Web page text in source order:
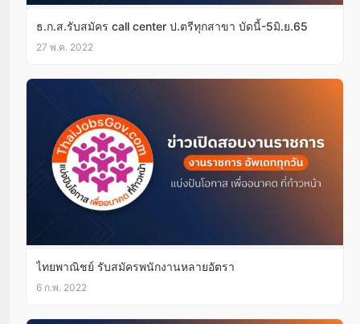
ธ.ก.ส.รับสมัคร call center ป.ตรีทุกสาขา บัดนี้-5มิ.ย.65
27 พ.ค. 2022
ไทยพาณิชย์ รับสมัครพนักงานหลายอัตรา
6 ก.พ. 2022